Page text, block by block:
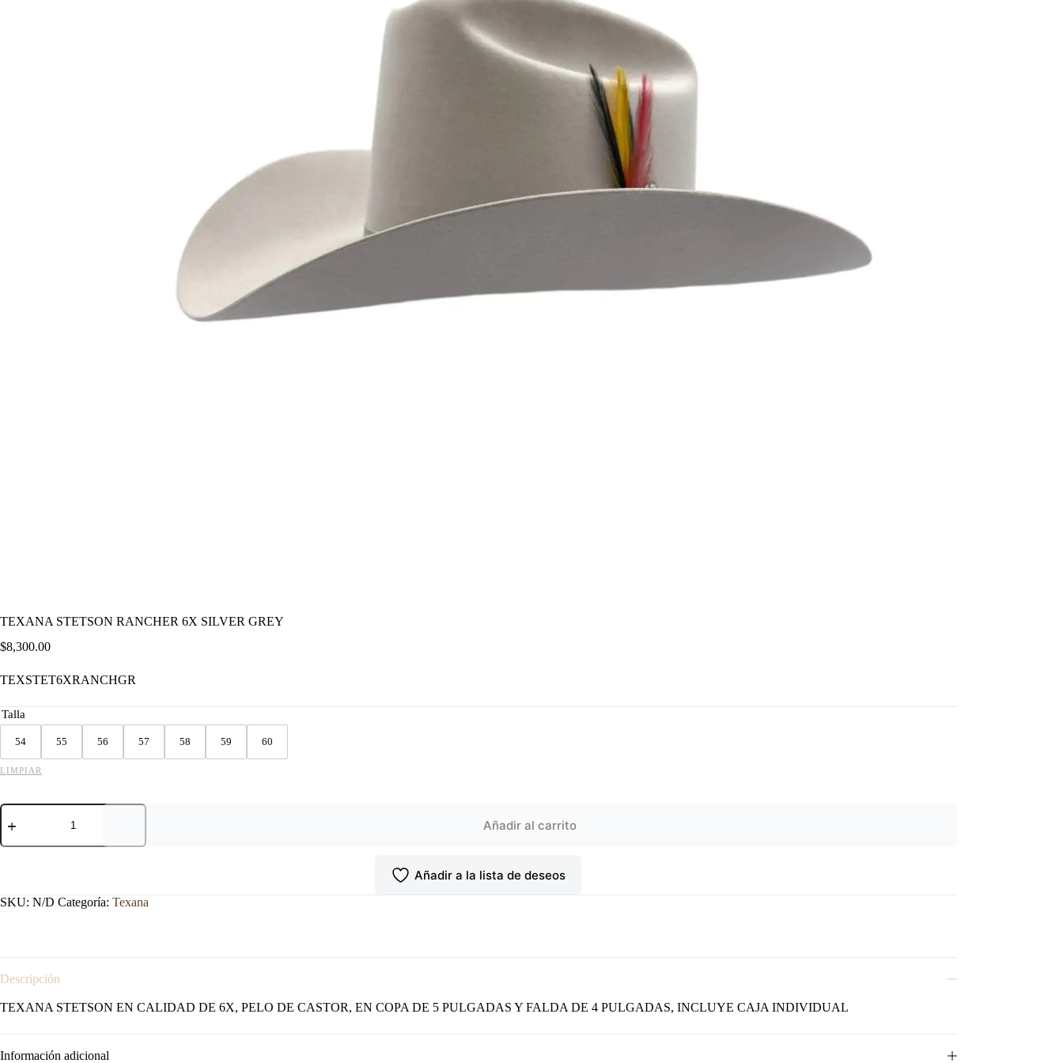
TEXANA STETSON RANCHER 6X SILVER GREY
$8,300.00
TEXSTET6XRANCHGR
Talla
54 55 56 57 58 59 60
LIMPIAR
TEXANA
STETSON
6X
Añadir al carrito
Añadir a la lista de deseos
SKU: N/D Categoría: Texana
Descripción
TEXANA STETSON EN CALIDAD DE 6X, PELO DE CASTOR, EN COPA DE 5 PULGADAS Y FALDA DE 4 PULGADAS, INCLUYE CAJA INDIVIDUAL
Información adicional